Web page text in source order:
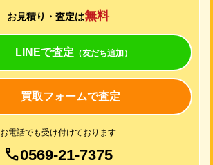
お見積り・査定は無料
LINEで査定 （友だち追加）
買取フォームで査定
お電話でも受け付けております
0569-21-7375